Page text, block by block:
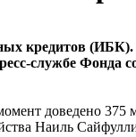
кредитов
службе Фонда
доведено
Наиль